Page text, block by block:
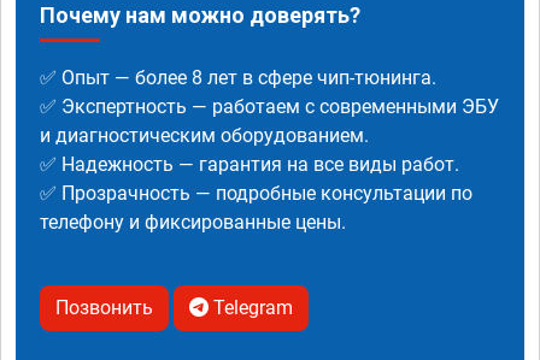
Почему нам можно доверять?
✅ Опыт — более 8 лет в сфере чип-тюнинга.
✅ Экспертность — работаем с современными ЭБУ
и диагностическим оборудованием.
✅ Надежность — гарантия на все виды работ.
✅ Прозрачность — подробные консультации по
телефону и фиксированные цены.
Позвонить Telegram